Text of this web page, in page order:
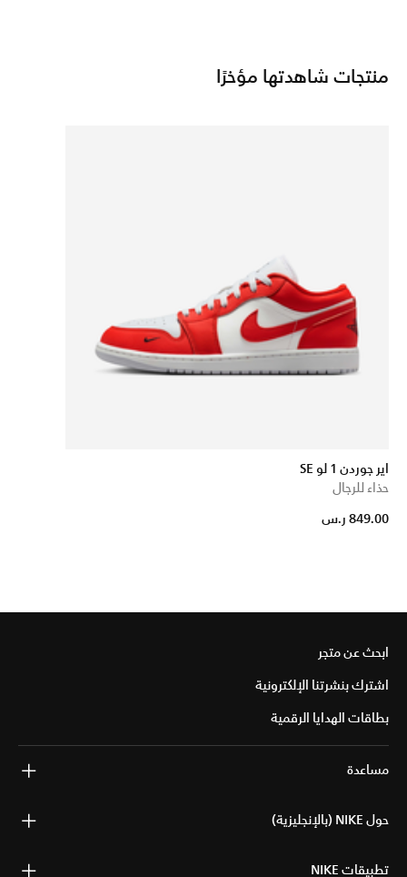
منتجات شاهدتها مؤخرًا
اير جوردن 1 لو SE
حذاء للرجال
849.00 ر.س
ابحث عن متجر
اشترك بنشرتنا الإلكترونية
بطاقات الهدايا الرقمية
مساعدة
حول NIKE (بالإنجليزية)
تطبيقات NIKE